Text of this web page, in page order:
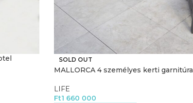
SOLD OUT
MALLORCA 4 személyes kerti garnitúra
LIFE
Ft1 660 000